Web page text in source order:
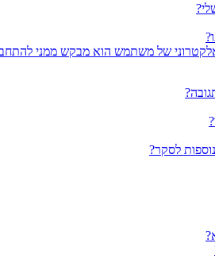
של משתמש הוא מבקש ממני
לסקר?